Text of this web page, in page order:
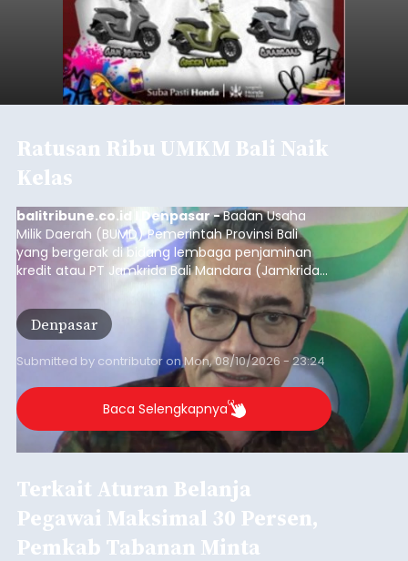
Ratusan Ribu UMKM Bali Naik
Kelas
balitribune.co.id I Denpasar -Badan Usaha
Milik Daerah (BUMD) Pemerintah Provinsi Bali
yang bergerak di bidang lembaga penjaminan
kredit atau PT Jamkrida Bali Mandara (Jamkrida
Bali) telah mencatatkan penjaminan kredit
kepada 549 ribu usaha mikro, kecil dan
menengah (UMKM) di Bali.
Denpasar
Submitted by contributor onMon, 08/10/2026 - 23:24
Baca Selengkapnya
Terkait Aturan Belanja
Pegawai Maksimal 30 Persen,
Pemkab Tabanan Minta